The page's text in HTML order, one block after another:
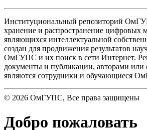
Институциональный репозиторий
хранение и распространение цифровых
являющихся интеллектуальной
создан для продвижения результатов
ОмГУПС и их поиск в сети Интернет.
документы и публикации, авторами или
являются сотрудники и обучающиеся
© 2026 ОмГУПС, Все права защищены
Добро пожаловать